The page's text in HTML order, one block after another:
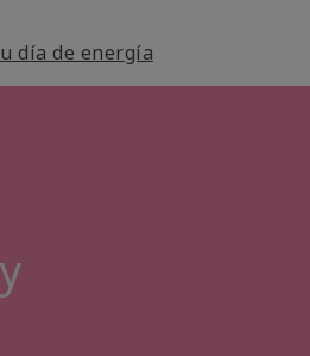
día de energía